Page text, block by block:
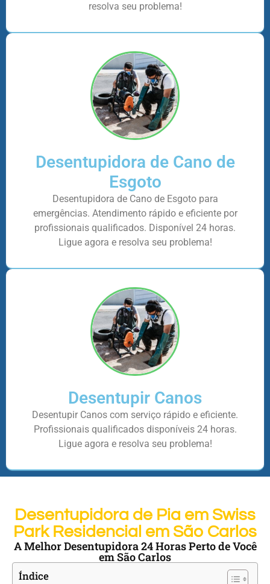
resolva seu problema!
Desentupidora de Cano de
Esgoto
Desentupidora de Cano de Esgoto para
emergências. Atendimento rápido e eficiente por
profissionais qualificados. Disponível 24 horas.
Ligue agora e resolva seu problema!
Desentupir Canos
Desentupir Canos com serviço rápido e eficiente.
Profissionais qualificados disponíveis 24 horas.
Ligue agora e resolva seu problema!
Desentupidora de Pia em Swiss
Park Residencial em São Carlos
A Melhor Desentupidora 24 Horas Perto de Você
em São Carlos
Índice